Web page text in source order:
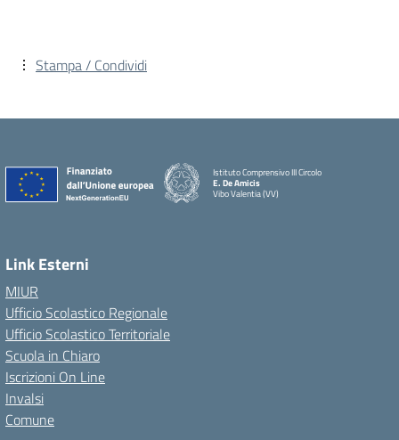
Stampa / Condividi
Istituto Comprensivo III Circolo
E. De Amicis
Vibo Valentia (VV)
Link Esterni
MIUR
Ufficio Scolastico Regionale
Ufficio Scolastico Territoriale
Scuola in Chiaro
Iscrizioni On Line
Invalsi
Comune